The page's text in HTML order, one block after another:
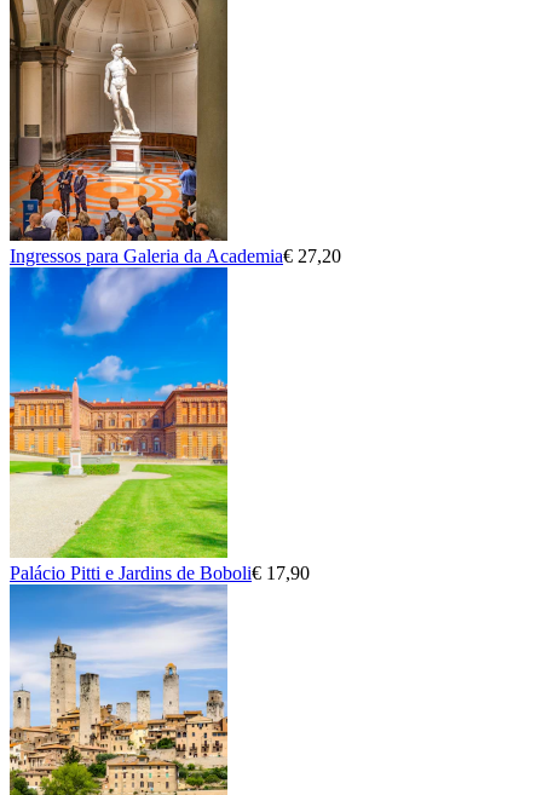
Ingressos para Galeria da Academia€ 27,20
Palácio Pitti e Jardins de Boboli€ 17,90